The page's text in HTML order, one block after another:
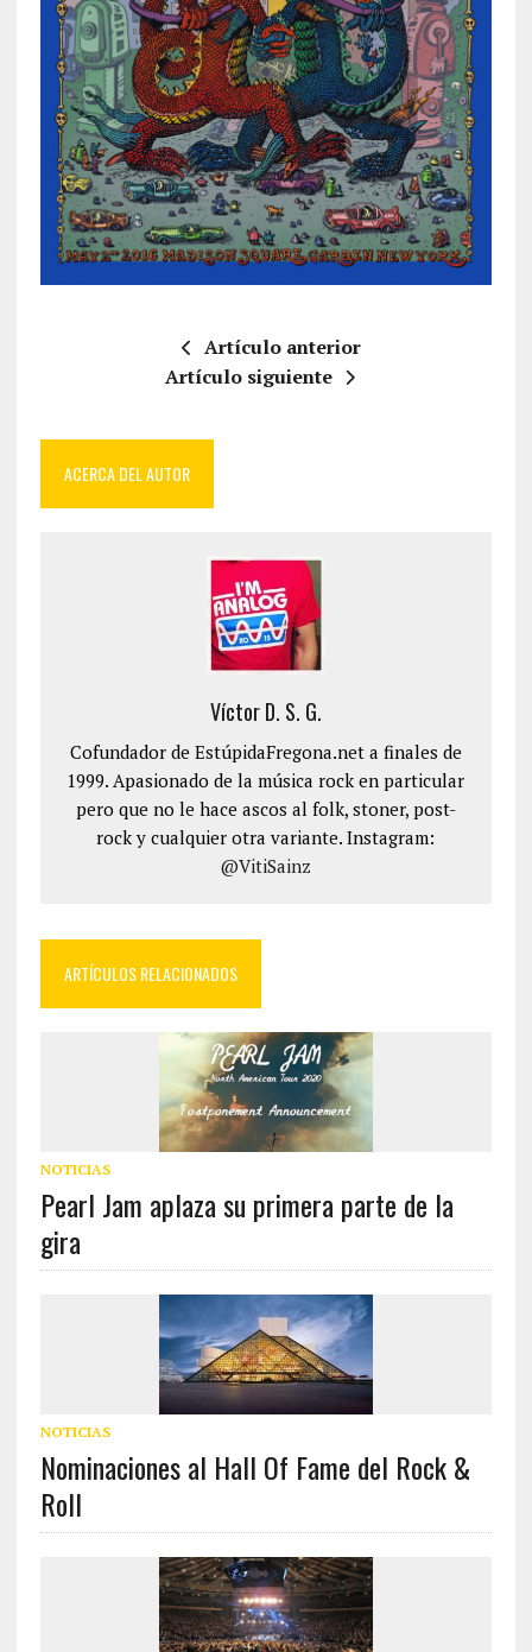
Artículo anterior
Artículo siguiente
ACERCA DEL AUTOR
Víctor D. S. G.
Cofundador de EstúpidaFregona.net a finales de
1999. Apasionado de la música rock en particular
pero que no le hace ascos al folk, stoner, post-
rock y cualquier otra variante. Instagram:
@VitiSainz
ARTÍCULOS RELACIONADOS
NOTICIAS
Pearl Jam aplaza su primera parte de la
gira
NOTICIAS
Nominaciones al Hall Of Fame del Rock &
Roll